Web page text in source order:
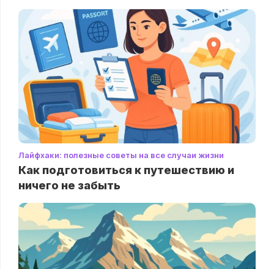
Лайфхаки: полезные советы на все случаи жизни
Как подготовиться к путешествию и
ничего не забыть